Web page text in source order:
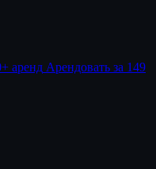
аренд Арендовать за 149